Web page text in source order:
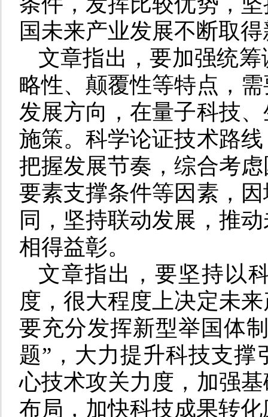
国未来产业发展不断取
文章指出，要加强统
略性、颠覆性等特点，
发展方向，在量子科技
施策。科学论证技术路
把握发展节奏，综合考
要素支撑条件等因素，
同，坚持联动发展，推
相得益彰。
文章指出，要坚持以
度，很大程度上决定未
要充分发挥新型举国体
题”，大力提升科技支
心技术攻关力度，加强
布局，加快科技成果转